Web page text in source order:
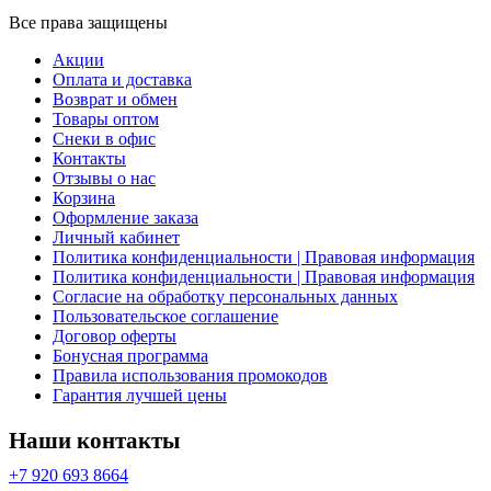
Все права защищены
Акции
Оплата и доставка
Возврат и обмен
Товары оптом
Снеки в офис
Контакты
Отзывы о нас
Корзина
Оформление заказа
Личный кабинет
Политика конфиденциальности | Правовая информация
Политика конфиденциальности | Правовая информация
Согласие на обработку персональных данных
Пользовательское соглашение
Договор оферты
Бонусная программа
Правила использования промокодов
Гарантия лучшей цены
Наши контакты
+7 920 693 8664